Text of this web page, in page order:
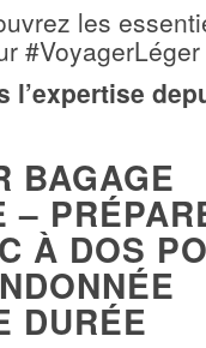
les
#VoyagerLéger
l’expertise
BAGAGE
–
À DOS
DURÉE